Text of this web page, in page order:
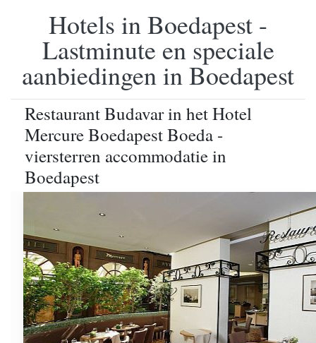
Hotels in Boedapest -
Lastminute en speciale
aanbiedingen in Boedapest
Restaurant Budavar in het Hotel
Mercure Boedapest Boeda -
viersterren accommodatie in
Boedapest